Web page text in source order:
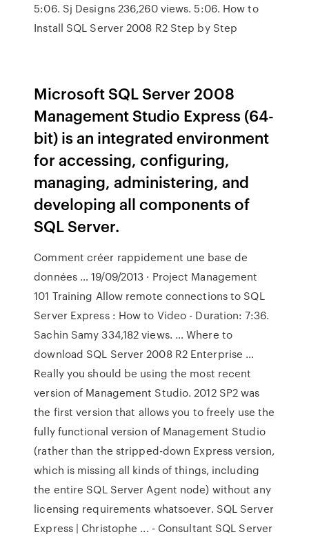
5:06. Sj Designs 236,260 views. 5:06. How to
Install SQL Server 2008 R2 Step by Step
Microsoft SQL Server 2008
Management Studio Express (64-
bit) is an integrated environment
for accessing, configuring,
managing, administering, and
developing all components of
SQL Server.
Comment créer rappidement une base de
données … 19/09/2013 · Project Management
101 Training Allow remote connections to SQL
Server Express : How to Video - Duration: 7:36.
Sachin Samy 334,182 views. … Where to
download SQL Server 2008 R2 Enterprise …
Really you should be using the most recent
version of Management Studio. 2012 SP2 was
the first version that allows you to freely use the
fully functional version of Management Studio
(rather than the stripped-down Express version,
which is missing all kinds of things, including
the entire SQL Server Agent node) without any
licensing requirements whatsoever. SQL Server
Express | Christophe ... - Consultant SQL Server